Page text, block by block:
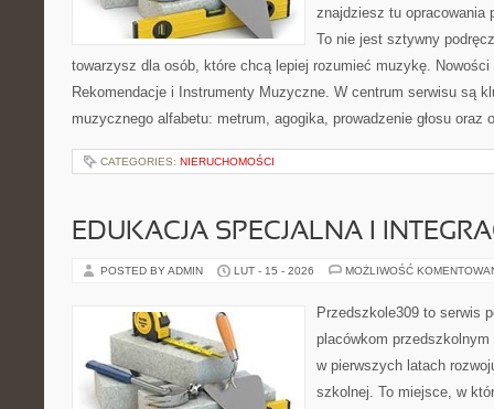
znajdziesz tu opracowania
To nie jest sztywny
towarzysz dla osób, które chcą lepiej rozumieć muzykę.
Rekomendacje i Instrumenty Muzyczne. W centrum serwisu są
muzycznego alfabetu: metrum, agogika, prowadzenie głosu
CATEGORIES: NIERUCHOMOŚCI
EDUKACJA SPECJALNA I
POSTED BY ADMIN LUT - 15 - 2026 MOŻLIWOŚĆ
Przedszkole309 to serwis
placówkom
w pierwszych latach
szkolnej. To miejsce, w